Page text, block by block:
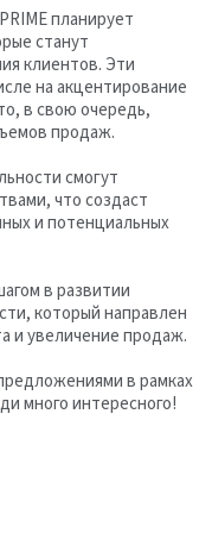
планирует
станут
клиентов. Эти
на акцентирование
в свою очередь,
продаж.
смогут
что создаст
и потенциальных
в развитии
который направлен
и увеличение продаж.
в рамках
много интересного!